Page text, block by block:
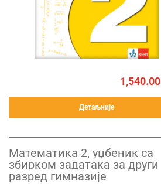
1,540.00
Детаљније
Математика 2, уџбеник са
збирком задатака за други
разред гимназије